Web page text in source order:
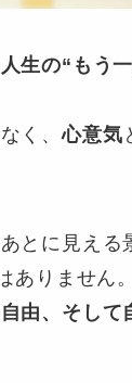
生の“もう
く、心意気
とに見える
ありません。
由、そして